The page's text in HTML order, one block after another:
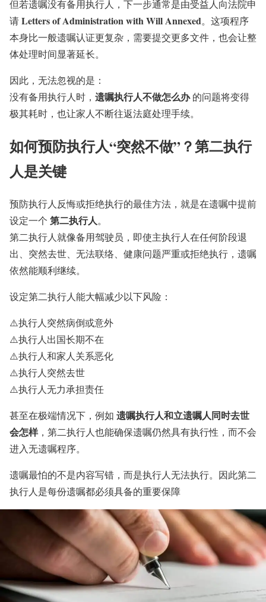
但若遗嘱没有备用执行人，下一步通常是由受益人向法院申
请Letters of Administration with Will Annexed。这项程序
本身比一般遗嘱认证更复杂，需要提交更多文件，也会让整
体处理时间显著延长。
因此，无法忽视的是：
没有备用执行人时， 遗嘱执行人不做怎么办的问题将变得
极其耗时，也让家人不断往返法庭处理手续。
如何预防执行人“突然不做”？第二执行
人是关键
预防执行人反悔或拒绝执行的最佳方法，就是在遗嘱中提前
设定一个 第二执行人。
第二执行人就像备用驾驶员，即使主执行人在任何阶段退
出、突然去世、无法联络、健康问题严重或拒绝执行，遗嘱
依然能顺利继续。
设定第二执行人能大幅减少以下风险：
⚠️执行人突然病倒或意外
⚠️执行人出国长期不在
⚠️执行人和家人关系恶化
⚠️执行人突然去世
⚠️执行人无力承担责任
甚至在极端情况下，例如 遗嘱执行人和立遗嘱人同时去世
会怎样，第二执行人也能确保遗嘱仍然具有执行性，而不会
进入无遗嘱程序。
遗嘱最怕的不是内容写错，而是执行人无法执行。因此第二
执行人是每份遗嘱都必须具备的重要保障